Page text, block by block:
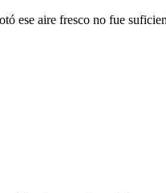
ese aire fresco no fue